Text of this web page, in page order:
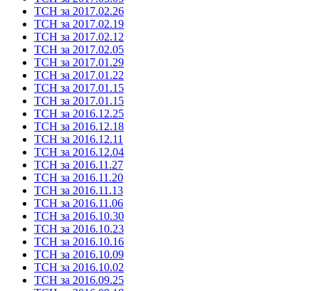
ТСН за 2017.02.26
ТСН за 2017.02.19
ТСН за 2017.02.12
ТСН за 2017.02.05
ТСН за 2017.01.29
ТСН за 2017.01.22
ТСН за 2017.01.15
ТСН за 2017.01.15
ТСН за 2016.12.25
ТСН за 2016.12.18
ТСН за 2016.12.11
ТСН за 2016.12.04
ТСН за 2016.11.27
ТСН за 2016.11.20
ТСН за 2016.11.13
ТСН за 2016.11.06
ТСН за 2016.10.30
ТСН за 2016.10.23
ТСН за 2016.10.16
ТСН за 2016.10.09
ТСН за 2016.10.02
ТСН за 2016.09.25